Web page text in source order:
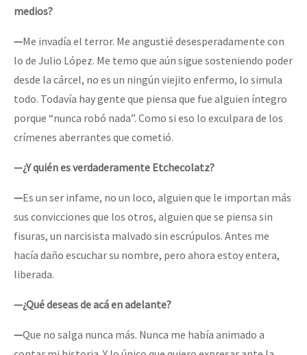
medios?
—Me invadía el terror. Me angustié desesperadamente con
lo de Julio López. Me temo que aún sigue sosteniendo poder
desde la cárcel, no es un ningún viejito enfermo, lo simula
todo. Todavía hay gente que piensa que fue alguien íntegro
porque “nunca robó nada”. Como si eso lo exculpara de los
crímenes aberrantes que cometió.
—¿Y quién es verdaderamente Etchecolatz?
—Es un ser infame, no un loco, alguien que le importan más
sus convicciones que los otros, alguien que se piensa sin
fisuras, un narcisista malvado sin escrúpulos. Antes me
hacía daño escuchar su nombre, pero ahora estoy entera,
liberada.
—¿Qué deseas de acá en adelante?
—Que no salga nunca más. Nunca me había animado a